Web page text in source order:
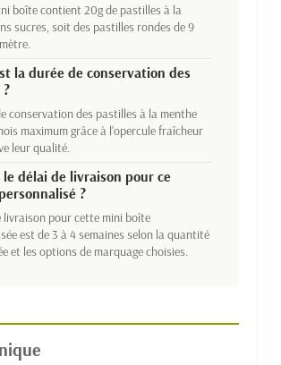
boîte contient 20g de pastilles à la
sucres, soit des pastilles rondes de 9
la durée de conservation des
conservation des pastilles à la menthe
maximum grâce à l'opercule fraîcheur
leur qualité.
le délai de livraison pour ce
?
livraison pour cette mini boîte
est de 3 à 4 semaines selon la quantité
et les options de marquage choisies.